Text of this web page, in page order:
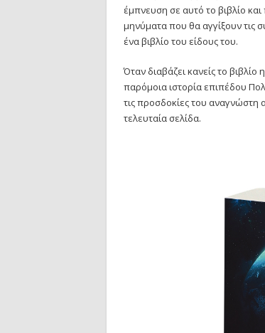
έμπνευση σε αυτό το βιβλίο
μηνύματα που θα αγγίξουν τις
ένα βιβλίο του είδους του.
Όταν διαβάζει κανείς το
παρόμοια ιστορία επιπέδου
τις προσδοκίες του αναγνώστη
τελευταία σελίδα.